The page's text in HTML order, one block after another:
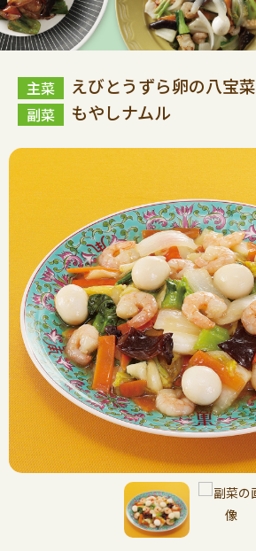
えびとうずら卵の八宝菜
もやしナムル